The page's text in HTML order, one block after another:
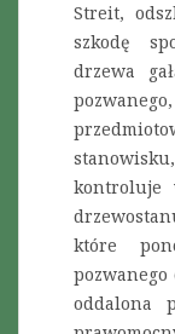
Streit,
szkodę
drzewa
kontroluje
które
oddalona